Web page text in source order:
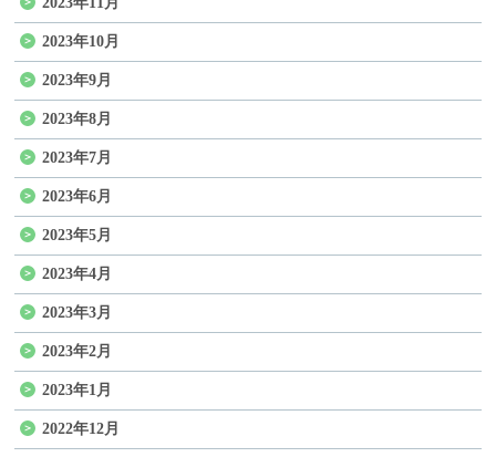
2023年10月
2023年9月
2023年8月
2023年7月
2023年6月
2023年5月
2023年4月
2023年3月
2023年2月
2023年1月
2022年12月